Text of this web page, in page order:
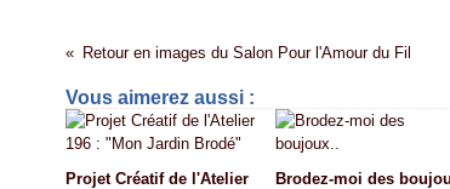
Retour en images du Salon Pour l'Amour du Fil
Vous aimerez aussi :
Projet Créatif de l'Atelier
Brodez-moi des